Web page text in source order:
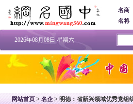
名商
名将
2026年08月08日 星期六
网站首页 > 名企 > 明德：省新兴领域优秀党组